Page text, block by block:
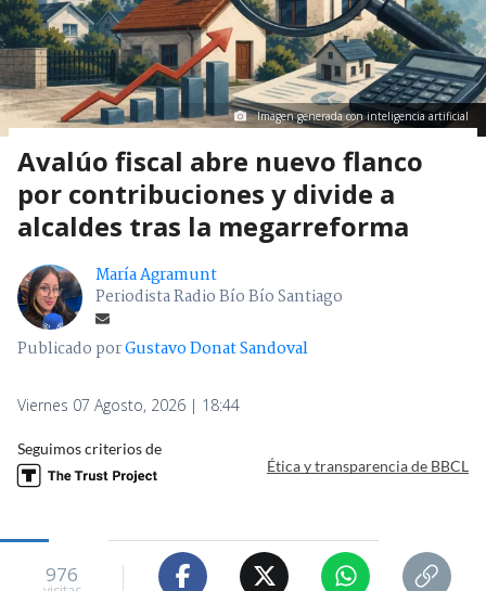
Imagen generada con inteligencia artificial
Avalúo fiscal abre nuevo flanco
por contribuciones y divide a
alcaldes tras la megarreforma
María Agramunt
Periodista Radio Bío Bío Santiago
Publicado porGustavo Donat Sandoval
Viernes 07 Agosto, 2026 | 18:44
Seguimos criterios de
Ética y transparencia de BBCL
976